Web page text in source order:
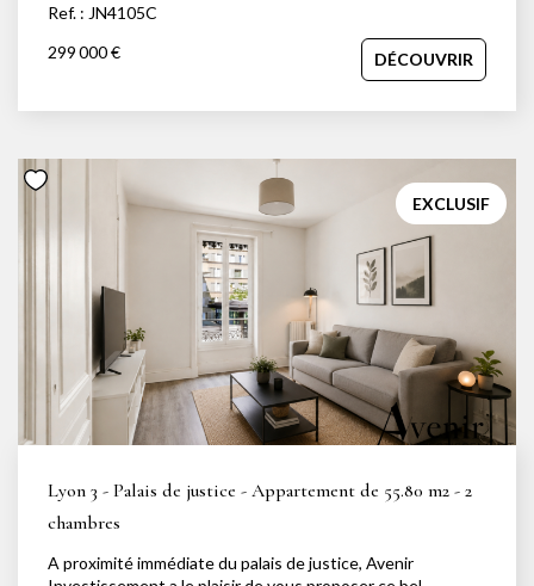
bien séduit par sa lumière exceptionnelle, ses vues
dégagées et ses deux balcons. Il se compose d'une pièce
de vie, exposée sud, d'une cuisine aménagée, de deux
chambres avec placards intégrés, d'une salle d'eau et d'un
toilette indépendant. Une cave complète le bien et un local
principaux : localisation exceptionnelle, clarté, double
exposition, troisième chambre possible. Des places de
stationnement sont disponibles au sein de la copropriété.
Un bien à découvrir sans tarder ! Votre contact privilégié :
Jessica Nachmansohn au 06 43 29 63 01 / jessica@avenir-
Ref. : JN4105C
299 000 €
DÉCOUVRIR
EXCLUSIF
Lyon 3 - Palais de justice - Appartement de 55.80 m2 - 2
chambres
A proximité immédiate du palais de justice, Avenir